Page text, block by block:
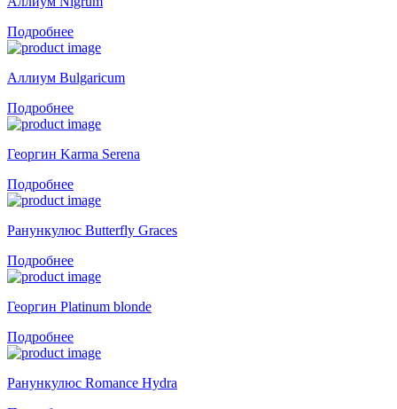
Подробнее
Аллиум Bulgaricum
Подробнее
Георгин Karma Serena
Подробнее
Ранункулюс Butterfly Graces
Подробнее
Георгин Platinum blonde
Подробнее
Ранункулюс Romance Hydra